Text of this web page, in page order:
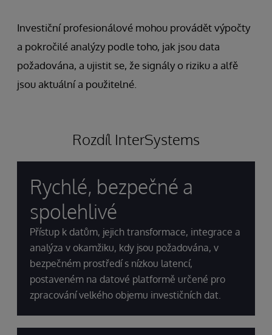
Investiční profesionálové mohou provádět výpočty
a pokročilé analýzy podle toho, jak jsou data
požadována, a ujistit se, že signály o riziku a alfě
jsou aktuální a použitelné.
Rozdíl InterSystems
Rychlé, bezpečné a
spolehlivé
Přístup k datům, jejich transformace, integrace a
analýza v okamžiku, kdy jsou požadována, v
bezpečném prostředí s nízkou latencí,
postaveném na datové platformě určené pro
zpracování velkého objemu investičních dat.